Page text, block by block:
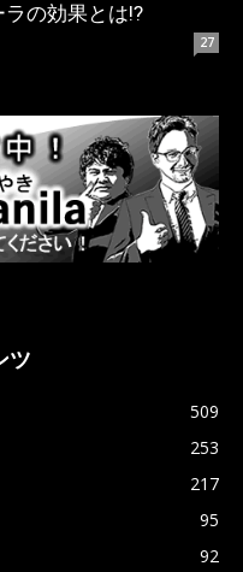
の効果とは!?
27
ツ
509
253
217
95
92